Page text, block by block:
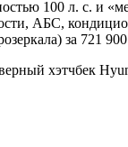
100 л. с. и
АБС,
за 721